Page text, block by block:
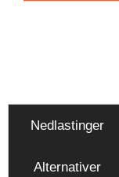
Nedlastinger
Alternativer